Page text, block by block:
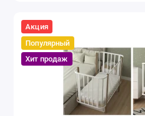
Акция
Популярный
Хит продаж